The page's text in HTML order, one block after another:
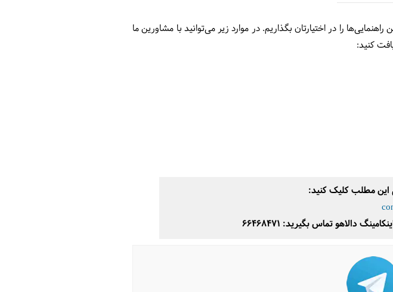
را در اختیارتان بگذاریم. در موارد زیر می‌توانید با مشاورین ما
کنید:
این مطلب کلیک کنید:
دالاهو تماس بگیرید: 66468471